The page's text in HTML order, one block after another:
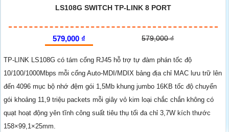
LS108G SWITCH TP-LINK 8 PORT
579,000 ₫ 579,000 ₫
TP-LINK LS108G có tám cổng RJ45 hỗ trợ tự đàm phán tốc độ
10/100/1000Mbps mỗi cổng Auto-MDI/MDIX bảng địa chỉ MAC lưu trữ lên
đến 4096 mục bộ nhớ đệm gói 1,5Mb khung jumbo 16KB tốc độ chuyển
gói khoảng 11,9 triệu packets mỗi giây vỏ kim loại chắc chắn không có
quạt hoạt động yên tĩnh công suất tiêu thụ tối đa chỉ 3,7W kích thước
158×99,1×25mm.